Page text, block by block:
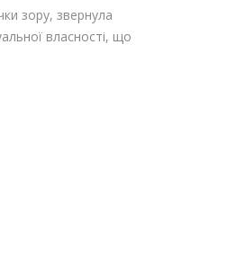
зору, звернула
власності, що